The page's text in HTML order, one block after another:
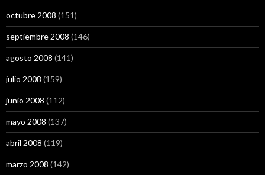
octubre 2008 (151)
septiembre 2008 (146)
agosto 2008 (141)
julio 2008 (159)
junio 2008 (112)
mayo 2008 (137)
abril 2008 (119)
marzo 2008 (142)